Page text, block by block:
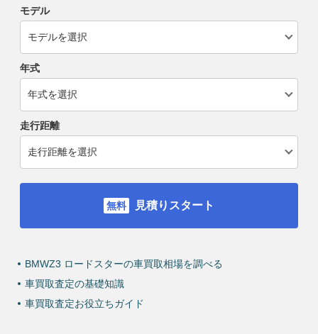
モデル
年式
走行距離
見積りスタート
BMWZ3 ロードスターの車買取相場を調べる
車買取査定の基礎知識
車買取査定お役立ちガイド